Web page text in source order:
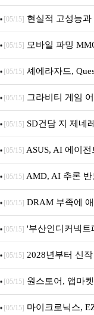
브랜드데이 기획전 진
[05/15] 현실적 고성능과
M.2 NVMe 디앤디컴
[05/15] 모바일 파밍
[05/15] 셰에라자드,
내 정식 출시
[05/15] 그라비티 게임
던전 13’ 참가!
[05/15] SD건담 지 제네
아의 용사’ 재개최 및
[05/15] ASUS, AI 에이
[05/15] AMD, AI 추론
[05/15] DRAM 부족에
퍼 대기
[05/15] '부산인디커넥트
개막... 22일간 진행
[05/15] 2028년부터 신
문 추가
[05/15] 원스토어, 앱마
[05/15] 마이크로닉스,